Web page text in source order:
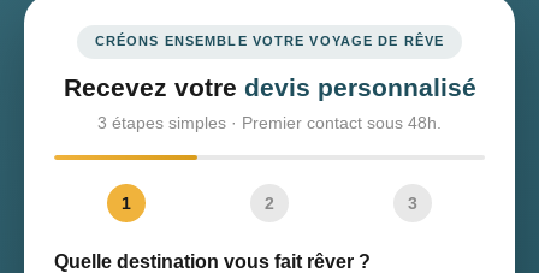
CRÉONS ENSEMBLE VOTRE VOYAGE DE RÊVE
Recevez votre devis personnalisé
3 étapes simples · Premier contact sous 48h.
1 2 3
Quelle destination vous fait rêver ?